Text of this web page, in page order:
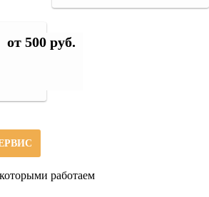
от 500 руб.
работаем